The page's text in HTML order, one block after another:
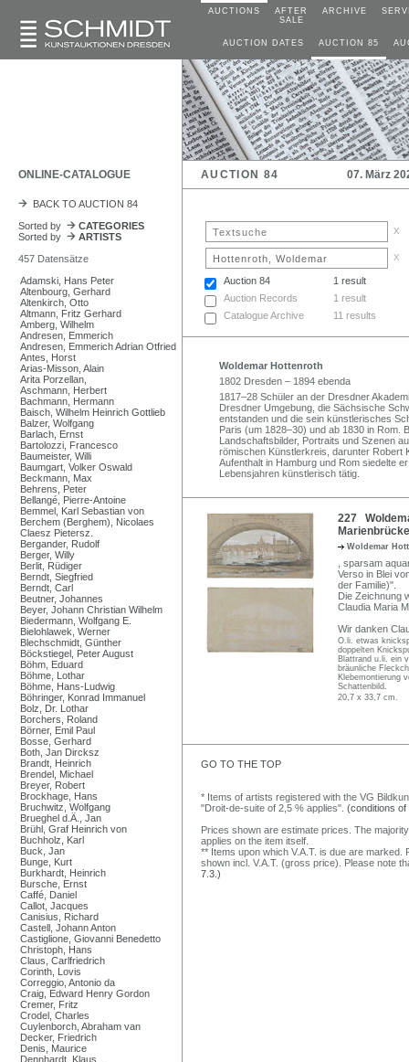
AUCTIONS
AFTER
SALE
ARCHIVE
AUCTION DATES AUCTION 85
ONLINE-CATALOGUE AUCTION 84 07. März
BACK TO AUCTION 84
Sorted by
CATEGORIES
Sorted by
ARTISTS
457 Datensätze
Adamski, Hans Peter
Altenbourg, Gerhard
Altenkirch, Otto
Altmann, Fritz Gerhard
Amberg, Wilhelm
Andresen, Emmerich
Andresen, Emmerich Adrian Otfried
Antes, Horst
Arias-Misson, Alain
Arita Porzellan,
Aschmann, Herbert
Bachmann, Hermann
Baisch, Wilhelm Heinrich Gottlieb
Balzer, Wolfgang
Barlach, Ernst
Bartolozzi, Francesco
Baumeister, Willi
Baumgart, Volker Oswald
Beckmann, Max
Behrens, Peter
Bellangé, Pierre-Antoine
Bemmel, Karl Sebastian von
Berchem (Berghem), Nicolaes
Claesz Pietersz.
Bergander, Rudolf
Berger, Willy
Berlit, Rüdiger
Berndt, Siegfried
Berndt, Carl
Beutner, Johannes
Beyer, Johann Christian Wilhelm
Biedermann, Wolfgang E.
Bielohlawek, Werner
Blechschmidt, Günther
Böckstiegel, Peter August
Böhm, Eduard
Böhme, Lothar
Böhme, Hans-Ludwig
Böhringer, Konrad Immanuel
Bolz, Dr. Lothar
Borchers, Roland
Börner, Emil Paul
Bosse, Gerhard
Both, Jan Dircksz
Brandt, Heinrich
Brendel, Michael
Breyer, Robert
Brockhage, Hans
Bruchwitz, Wolfgang
Brueghel d.Ä., Jan
Brühl, Graf Heinrich von
Buchholz, Karl
Buck, Jan
Bunge, Kurt
Burkhardt, Heinrich
Bursche, Ernst
Caffé, Daniel
Callot, Jacques
Canisius, Richard
Castell, Johann Anton
Castiglione, Giovanni Benedetto
Christoph, Hans
Claus, Carlfriedrich
Corinth, Lovis
Correggio, Antonio da
Craig, Edward Henry Gordon
Cremer, Fritz
Crodel, Charles
Cuylenborch, Abraham van
Decker, Friedrich
Denis, Maurice
Dennhardt, Klaus
x
x
Auction 84
1 result
Auction Records
1 result
Catalogue Archive
11 results
Woldemar Hottenroth
1802 Dresden – 1894 ebenda
1817–28 Schüler an der Dresdner
Dresdner Umgebung, die Sächsische
entstanden und die sein künstlerisches
Paris (um 1828–30) und ab 1830 in Rom.
Landschaftsbilder, Portraits und Szenen
römischen Künstlerkreis, darunter Robert
Aufenthalt in Hamburg und Rom siedelte
Lebensjahren künstlerisch tätig.
227
Woldemar
, sparsam
Verso in Blei
der Familie)".
Die Zeichnung
Claudia Maria
Wir danken
O.li. etwas
doppelten
Blattrand u.li. ein
bräunliche
Klebemontierung
Schattenbild.
20,7 x 33,7 cm.
GO TO THE TOP
* Items of artists registered with the VG
"Droit-de-suite of 2,5 % applies". (conditions of
Prices shown are estimate prices. The
applies on the item itself.
** Items upon which V.A.T. is due are
shown incl. V.A.T. (gross price). Please note
7.3.)